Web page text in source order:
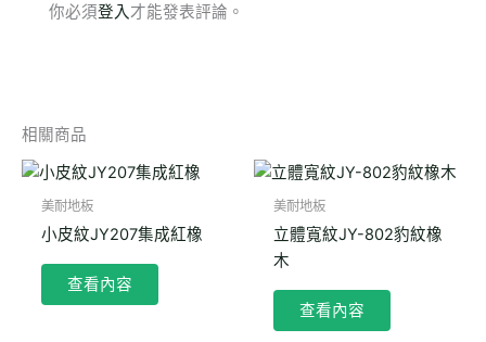
你必須登入 才能發表評論。
相關商品
美耐地板
小皮紋JY207集成紅橡
查看內容
美耐地板
立體寬紋JY-802豹紋橡
木
查看內容